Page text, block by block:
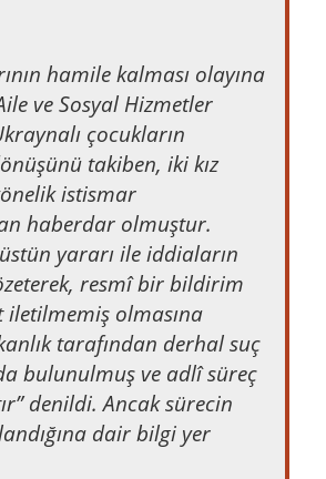
hamile kalması olayına
ve Sosyal Hizmetler
çocukların
takiben, iki kız
istismar
haberdar olmuştur.
yararı ile iddiaların
resmî bir bildirim
iletilmemiş olmasına
tarafından derhal suç
bulunulmuş ve adlî süreç
denildi. Ancak sürecin
dair bilgi yer